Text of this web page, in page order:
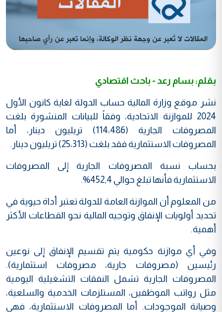
بقلم: بسام رعد - باحث اقتصادي
نشر موقع وزارة المالية حساب الدولة لغاية كانون الأول
2024 للموازنة الاتحادية، وفقاً للبيانات المنشورة بلغت
المصروفات الجارية (114،486) تريليون دينار، أما
المصروفات الاستثمارية فقد بلغت (25،313) تريليون دينار.
بحساب نسبة المصروفات الجارية إلى المصروفات
الاستثمارية فأنها تبلغ حوالي 452,4%.
من المعلوم أن الموازنة العامة للدولة تعتبر أداة حيوية في
تحديد أولويات الإنفاق وتوجيه المالية نحو القطاعات الأكثر
أهمية.
وفي أي موازنة حكومية يتم تقسيم الإنفاق إلى نوعين
رئيسين (مصروفات جارية، مصروفات استثمارية).
المصروفات الجارية تشمل النفقات التشغيلية اليومية
مثل رواتب الموظفين، المستلزمات الخدمية والسلعية،
وصيانة الموجودات. أما المصروفات الاستثمارية، فهي